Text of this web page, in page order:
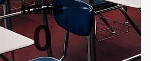
教室面積
0